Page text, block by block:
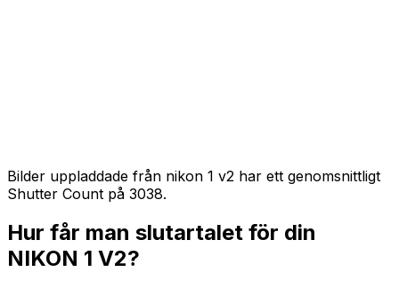
Bilder uppladdade från nikon 1 v2 har ett genomsnittligt
Shutter Count på 3038.
Hur får man slutartalet för din
NIKON 1 V2?